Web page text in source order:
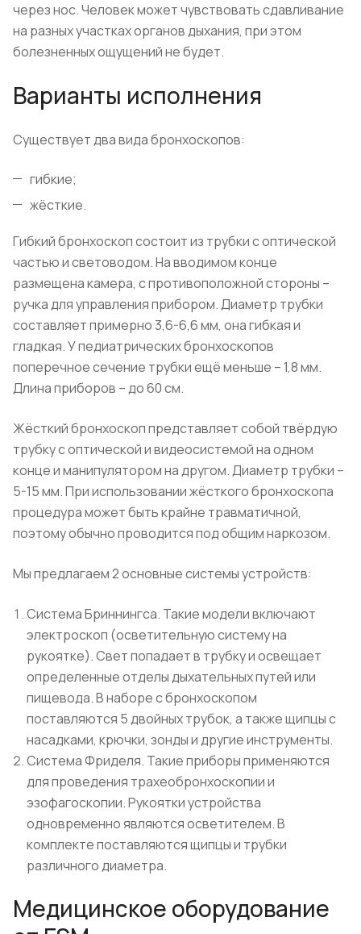
через нос. Человек может чувствовать сдавливание
на разных участках органов дыхания, при этом
болезненных ощущений не будет.
Варианты исполнения
Существует два вида бронхоскопов:
гибкие;
жёсткие.
Гибкий бронхоскоп состоит из трубки с оптической
частью и световодом. На вводимом конце
размещена камера, с противоположной стороны –
ручка для управления прибором. Диаметр трубки
составляет примерно 3,6-6,6 мм, она гибкая и
гладкая. У педиатрических бронхоскопов
поперечное сечение трубки ещё меньше – 1,8 мм.
Длина приборов – до 60 см.
Жёсткий бронхоскоп представляет собой твёрдую
трубку с оптической и видеосистемой на одном
конце и манипулятором на другом. Диаметр трубки –
5-15 мм. При использовании жёсткого бронхоскопа
процедура может быть крайне травматичной,
поэтому обычно проводится под общим наркозом.
Мы предлагаем 2 основные системы устройств:
Система Бриннингса. Такие модели включают
электроскоп (осветительную систему на
рукоятке). Свет попадает в трубку и освещает
определенные отделы дыхательных путей или
пищевода. В наборе с бронхоскопом
поставляются 5 двойных трубок, а также щипцы с
насадками, крючки, зонды и другие инструменты.
Система Фриделя. Такие приборы применяются
для проведения трахеобронхоскопии и
эзофагоскопии. Рукоятки устройства
одновременно являются осветителем. В
комплекте поставляются щипцы и трубки
различного диаметра.
Медицинское оборудование